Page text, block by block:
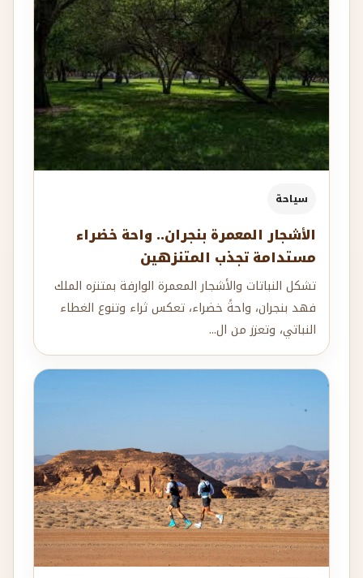
سياحة
الأشجار المعمرة بنجران.. واحة خضراء
مستدامة تجذب المتنزهين
تشكل النباتات والأشجار المعمرة الوارفة بمتنزه الملك
فهد بنجران، واحةً خضراء، تعكس ثراء وتنوع الغطاء
النباتي، وتعزز من ال...